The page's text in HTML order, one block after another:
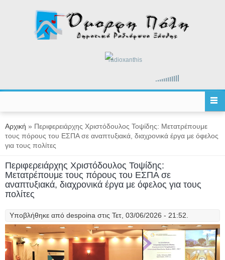
radioxanthis
Είστε εδώ
Αρχική » Περιφερειάρχης Χριστόδουλος Τοψίδης: Μετατρέπουμε
τους πόρους του ΕΣΠΑ σε αναπτυξιακά, διαχρονικά έργα με όφελος
για τους πολίτες
Περιφερειάρχης Χριστόδουλος Τοψίδης:
Μετατρέπουμε τους πόρους του ΕΣΠΑ σε
αναπτυξιακά, διαχρονικά έργα με όφελος για τους
πολίτες
Υποβλήθηκε από despoina στις Τετ, 03/06/2026 - 21:52.